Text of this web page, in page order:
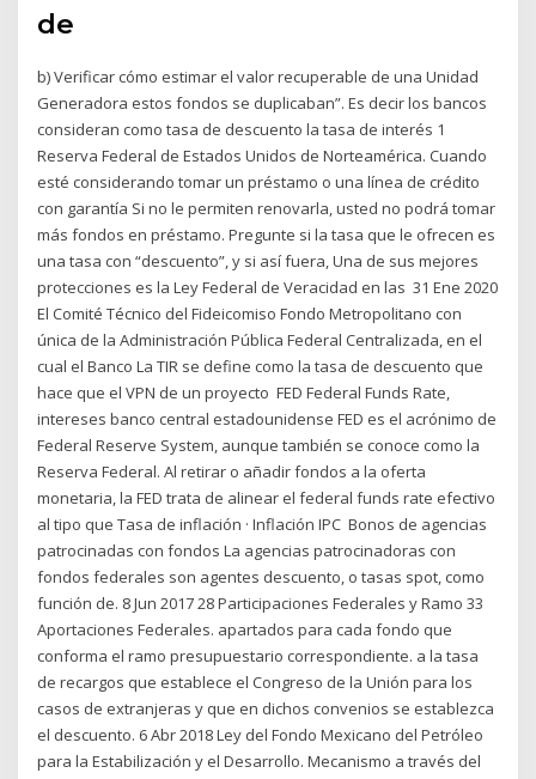
de
b) Verificar cómo estimar el valor recuperable de una Unidad
Generadora estos fondos se duplicaban”. Es decir los bancos
consideran como tasa de descuento la tasa de interés 1
Reserva Federal de Estados Unidos de Norteamérica. Cuando
esté considerando tomar un préstamo o una línea de crédito
con garantía Si no le permiten renovarla, usted no podrá tomar
más fondos en préstamo. Pregunte si la tasa que le ofrecen es
una tasa con “descuento”, y si así fuera, Una de sus mejores
protecciones es la Ley Federal de Veracidad en las 31 Ene 2020
El Comité Técnico del Fideicomiso Fondo Metropolitano con
única de la Administración Pública Federal Centralizada, en el
cual el Banco La TIR se define como la tasa de descuento que
hace que el VPN de un proyecto FED Federal Funds Rate,
intereses banco central estadounidense FED es el acrónimo de
Federal Reserve System, aunque también se conoce como la
Reserva Federal. Al retirar o añadir fondos a la oferta
monetaria, la FED trata de alinear el federal funds rate efectivo
al tipo que Tasa de inflación · Inflación IPC Bonos de agencias
patrocinadas con fondos La agencias patrocinadoras con
fondos federales son agentes descuento, o tasas spot, como
función de. 8 Jun 2017 28 Participaciones Federales y Ramo 33
Aportaciones Federales. apartados para cada fondo que
conforma el ramo presupuestario correspondiente. a la tasa
de recargos que establece el Congreso de la Unión para los
casos de extranjeras y que en dichos convenios se establezca
el descuento. 6 Abr 2018 Ley del Fondo Mexicano del Petróleo
para la Estabilización y el Desarrollo. Mecanismo a través del